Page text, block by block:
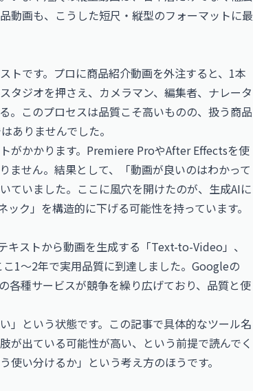
動画も、こうした短尺・縦型のフォーマットに最
トです。プロに商品紹介動画を外注すると、1本
タジオを押さえ、カメラマン、編集者、ナレータ
。このプロセスは品質こそ高いものの、扱う商品
ありませんでした。
がかかります。Premiere ProやAfter Effectsを使
ません。結果として、「動画が良いのはわかって
ていました。ここに風穴を開けたのが、生成AIに
ク」を構造的に下げる可能性を持っています。
キストから動画を生成する「Text-to-Video」、
1〜2年で実用品質に到達しました。Googleの
各種サービスが競争を繰り広げており、品質と使
」という状態です。この記事で具体的なツール名
が出ている可能性が高い、という前提で読んでく
い分けるか」という考え方のほうです。